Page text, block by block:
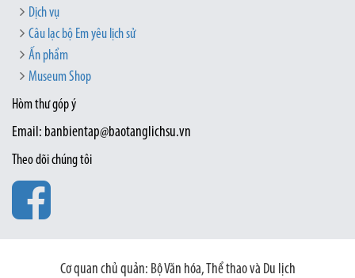
Dịch vụ
Câu lạc bộ Em yêu lịch sử
Ấn phẩm
Museum Shop
Hòm thư góp ý
Email: banbientap@baotanglichsu.vn
Theo dõi chúng tôi
Cơ quan chủ quản: Bộ Văn hóa, Thể thao và Du lịch